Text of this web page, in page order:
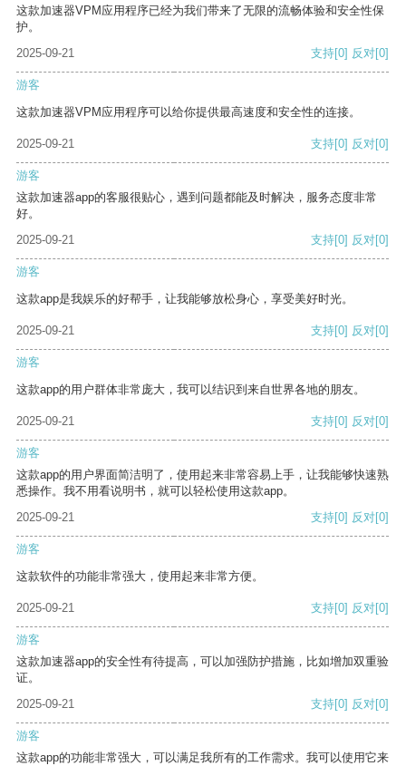
这款加速器VPM应用程序已经为我们带来了无限的流畅体验和安全性保
护。
2025-09-21
支持[0] 反对[0]
游客
这款加速器VPM应用程序可以给你提供最高速度和安全性的连接。
2025-09-21 支持[0] 反对[0]
游客
这款加速器app的客服很贴心，遇到问题都能及时解决，服务态度非常
好。
2025-09-21
支持[0] 反对[0]
游客
这款app是我娱乐的好帮手，让我能够放松身心，享受美好时光。
2025-09-21 支持[0] 反对[0]
游客
这款app的用户群体非常庞大，我可以结识到来自世界各地的朋友。
2025-09-21 支持[0] 反对[0]
游客
这款app的用户界面简洁明了，使用起来非常容易上手，让我能够快速熟
悉操作。我不用看说明书，就可以轻松使用这款app。
2025-09-21
支持[0] 反对[0]
游客
这款软件的功能非常强大，使用起来非常方便。
2025-09-21 支持[0] 反对[0]
游客
这款加速器app的安全性有待提高，可以加强防护措施，比如增加双重验
证。
2025-09-21
支持[0] 反对[0]
游客
这款app的功能非常强大，可以满足我所有的工作需求。我可以使用它来